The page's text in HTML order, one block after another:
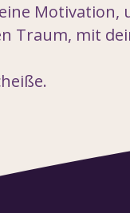
Motivation,
Traum, mit